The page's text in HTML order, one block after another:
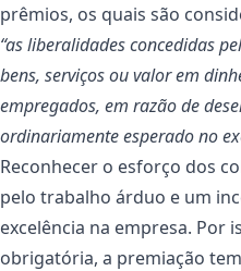
prêmios, os quais são
“as liberalidades concedidas
bens, serviços ou valor em
empregados, em razão de
ordinariamente esperado no
Reconhecer o esforço dos
pelo trabalho árduo e um
excelência na empresa. Por
obrigatória, a premiação